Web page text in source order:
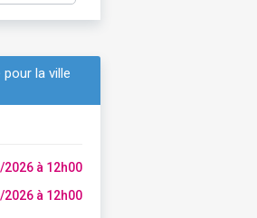
la ville
2026 à 12h00
2026 à 12h00